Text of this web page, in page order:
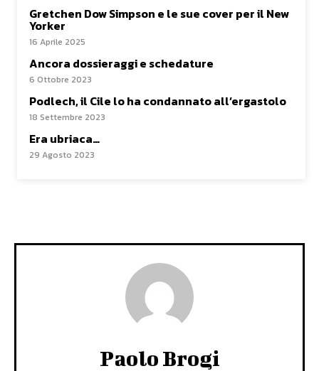
Gretchen Dow Simpson e le sue cover per il New
Yorker
16 Aprile 2025
Ancora dossieraggi e schedature
6 Ottobre 2023
Podlech, il Cile lo ha condannato all’ergastolo
18 Settembre 2023
Era ubriaca…
29 Agosto 2023
Paolo Brogi